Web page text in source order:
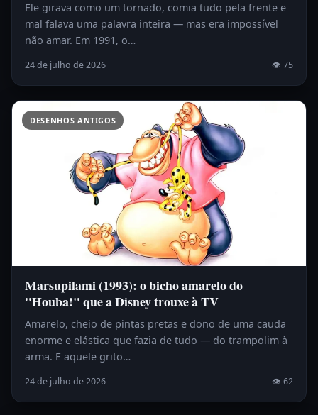
Ele girava como um tornado, comia tudo pela frente e
mal falava uma palavra inteira — mas era impossível
não amar. Em 1991, o…
24 de julho de 2026 👁 75
DESENHOS ANTIGOS
Marsupilami (1993): o bicho amarelo do
"Houba!" que a Disney trouxe à TV
Amarelo, cheio de pintas pretas e dono de uma cauda
enorme e elástica que fazia de tudo — do trampolim à
arma. E aquele grito…
24 de julho de 2026 👁 62